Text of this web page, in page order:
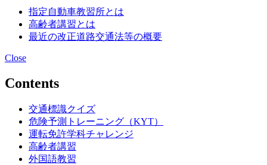
指定自動車教習所とは
高齢者講習とは
最近の改正道路交通法等の概要
Close
Contents
交通標識クイズ
危険予測トレーニング（KYT）
運転免許学科チャレンジ
高齢者講習
外国語教習